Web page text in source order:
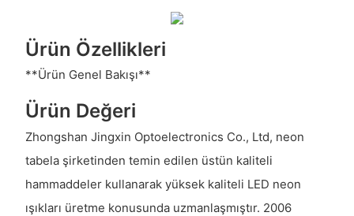
Ürün Özellikleri
**Ürün Genel Bakışı**
Ürün Değeri
Zhongshan Jingxin Optoelectronics Co., Ltd, neon
tabela şirketinden temin edilen üstün kaliteli
hammaddeler kullanarak yüksek kaliteli LED neon
ışıkları üretme konusunda uzmanlaşmıştır. 2006